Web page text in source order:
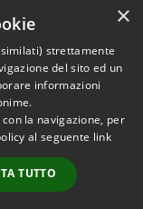
© 2026 • Comune di
d'Adda • Powered by
•
Accesso
redazione
×
strettamente
del sito ed un
informazioni
la navigazione, per
al seguente link
TUTTO